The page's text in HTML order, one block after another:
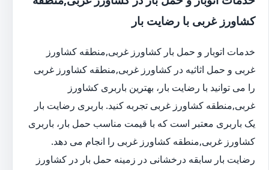
کشاورز غربی با رضایت بار
خدمات اتوبار و حمل بار کشاورز غربی,منطقه کشاورز
غربی و حمل اثاثیه در کشاورز غربی,منطقه کشاورز غربی
را می توانید با رضایت بار، بهترین باربری کشاورز
غربی,منطقه کشاورز غربی تجربه کنید. باربری رضایت بار
یک باربری معتبر است که با قیمت مناسب حمل بار، باربری
کشاورز غربی,منطقه کشاورز غربی را انجام می دهد.
رضایت بار سابقه درخشانی در زمینه حمل بار در کشاورز